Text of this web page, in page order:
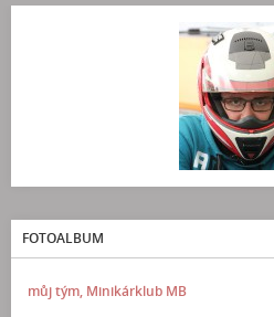
FOTOALBUM
můj tým, Minikárklub MB